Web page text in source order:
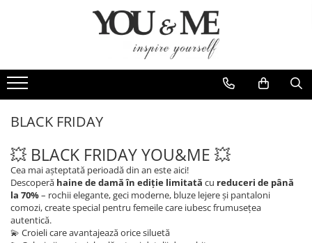
Bluze si camasi
Pantaloni
Geci si jachete
Rochii de eveniment
Compleuri si costume
Salopete
Tricouri si topuri
Genti
Esarfe
Coliere si brose
BLACK FRIDAY
💥 BLACK FRIDAY YOU&ME 💥
Cea mai așteptată perioadă din an este aici!
Descoperă haine de damă în ediție limitată cu reduceri de până
la 70%– rochii elegante, geci moderne, bluze lejere și pantaloni
comozi, create special pentru femeile care iubesc frumusețea
autentică.
💫 Croieli care avantajează orice siluetă